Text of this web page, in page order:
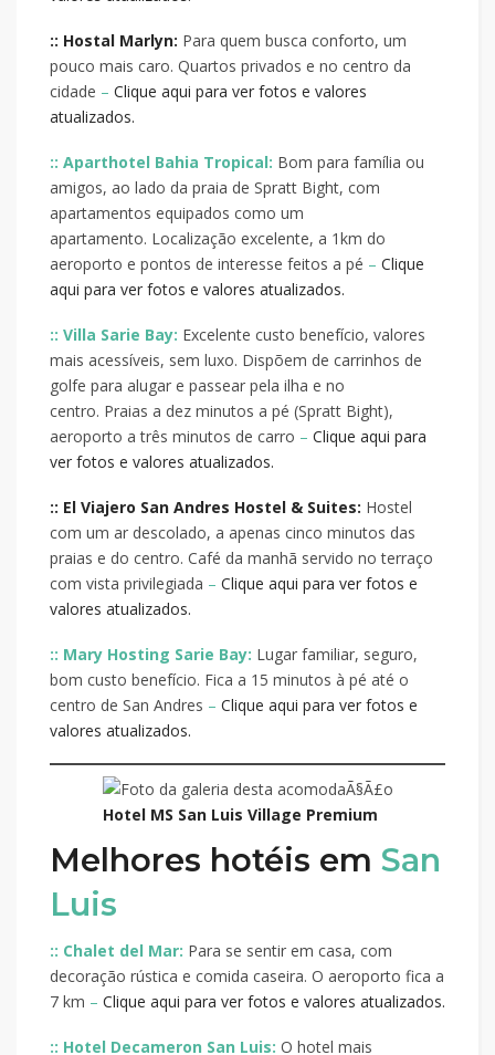
:: Hostal Marlyn: Para quem busca conforto, um
pouco mais caro. Quartos privados e no centro da
cidade – Clique aqui para ver fotos e valores
atualizados.
:: Aparthotel Bahia Tropical: Bom para família ou
amigos, ao lado da praia de Spratt Bight, com
apartamentos equipados como um
apartamento. Localização excelente, a 1km do
aeroporto e pontos de interesse feitos a pé – Clique
aqui para ver fotos e valores atualizados.
:: Villa Sarie Bay: Excelente custo benefício, valores
mais acessíveis, sem luxo. Dispõem de carrinhos de
golfe para alugar e passear pela ilha e no
centro. Praias a dez minutos a pé (Spratt Bight),
aeroporto a três minutos de carro – Clique aqui para
ver fotos e valores atualizados.
:: El Viajero San Andres Hostel & Suites: Hostel
com um ar descolado, a apenas cinco minutos das
praias e do centro. Café da manhã servido no terraço
com vista privilegiada – Clique aqui para ver fotos e
valores atualizados.
:: Mary Hosting Sarie Bay: Lugar familiar, seguro,
bom custo benefício. Fica a 15 minutos à pé até o
centro de San Andres – Clique aqui para ver fotos e
valores atualizados.
Hotel MS San Luis Village Premium
Melhores hotéis em San
Luis
:: Chalet del Mar: Para se sentir em casa, com
decoração rústica e comida caseira. O aeroporto fica a
7 km – Clique aqui para ver fotos e valores atualizados.
:: Hotel Decameron San Luis: O hotel mais